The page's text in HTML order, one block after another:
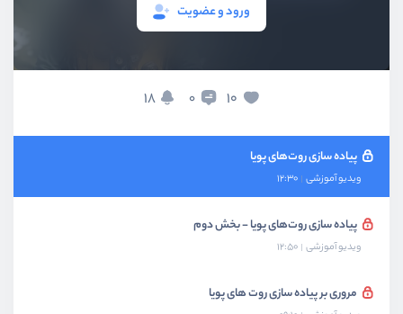
ورود و عضویت
10
0
18
پیاده سازی روت های متد get
پیاده سازی روت‌های پویا
ویدیو آموزشی 12:30
پیاده سازی روت‌های پویا - بخش دوم
ویدیو آموزشی 12:50
مروری بر پیاده سازی روت های پویا